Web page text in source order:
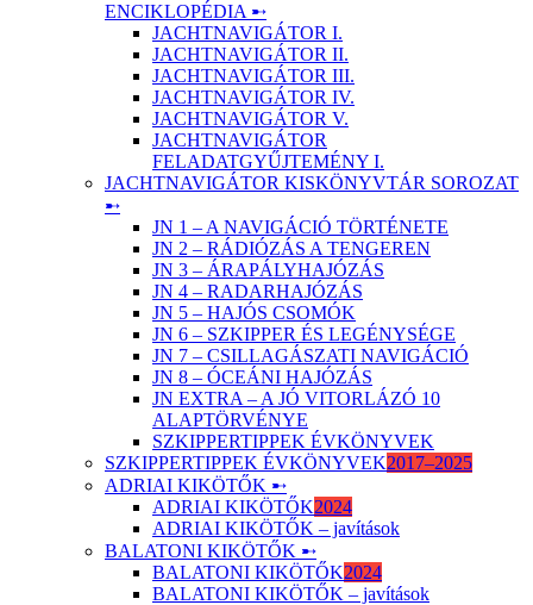
ENCIKLOPÉDIA ➸
JACHTNAVIGÁTOR I.
JACHTNAVIGÁTOR II.
JACHTNAVIGÁTOR III.
JACHTNAVIGÁTOR IV.
JACHTNAVIGÁTOR V.
JACHTNAVIGÁTOR
FELADATGYŰJTEMÉNY I.
JACHTNAVIGÁTOR KISKÖNYVTÁR SOROZAT
➸
JN 1 – A NAVIGÁCIÓ TÖRTÉNETE
JN 2 – RÁDIÓZÁS A TENGEREN
JN 3 – ÁRAPÁLYHAJÓZÁS
JN 4 – RADARHAJÓZÁS
JN 5 – HAJÓS CSOMÓK
JN 6 – SZKIPPER ÉS LEGÉNYSÉGE
JN 7 – CSILLAGÁSZATI NAVIGÁCIÓ
JN 8 – ÓCEÁNI HAJÓZÁS
JN EXTRA – A JÓ VITORLÁZÓ 10
ALAPTÖRVÉNYE
SZKIPPERTIPPEK ÉVKÖNYVEK
SZKIPPERTIPPEK ÉVKÖNYVEK2017–2025
ADRIAI KIKÖTŐK ➸
ADRIAI KIKÖTŐK2024
ADRIAI KIKÖTŐK – javítások
BALATONI KIKÖTŐK ➸
BALATONI KIKÖTŐK2024
BALATONI KIKÖTŐK – javítások